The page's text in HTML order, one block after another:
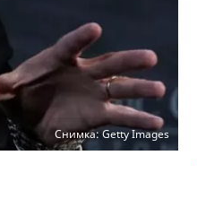
Снимка: Getty Images